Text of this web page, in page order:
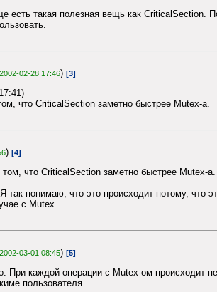
есть такая полезная вещь как CriticalSection.
2002-02-28 17:46) [3]
что CriticalSection заметно быстрее Mutex-а.
) [4]
что CriticalSection заметно быстрее Mutex-а.
так понимаю, что это происходит потому, что
с Mutex.
2002-03-01 08:45) [5]
При каждой операции с Mutex-ом происходит
пользователя.